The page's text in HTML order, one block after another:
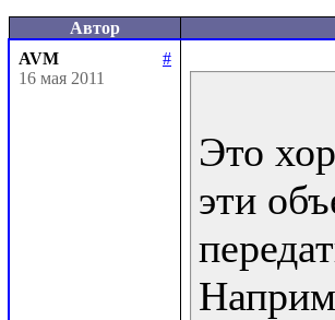
Автор
AVM
#
16 мая 2011
Это
эти